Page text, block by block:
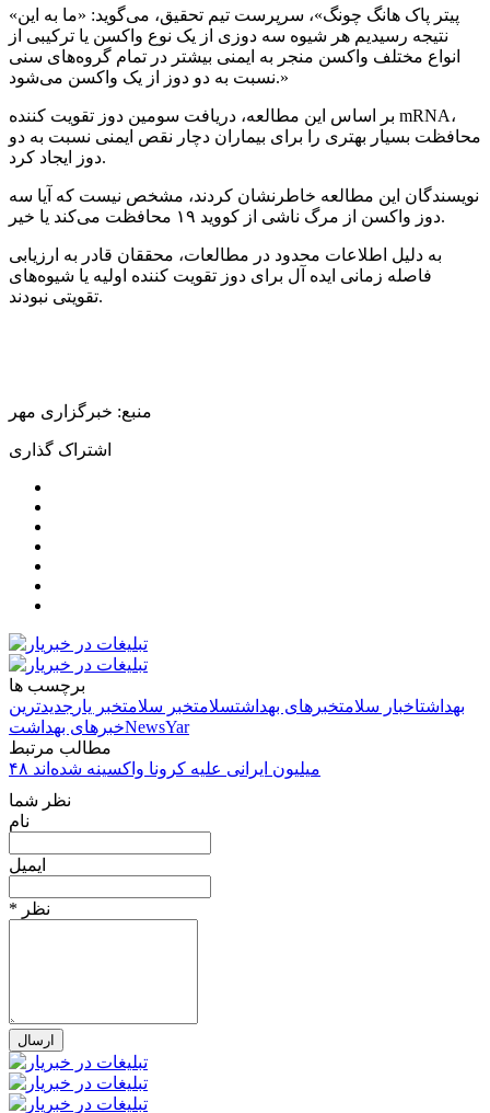
«پیتر پاک هانگ چونگ»، سرپرست تیم تحقیق، می‌گوید: «ما به این
نتیجه رسیدیم هر شیوه سه دوزی از یک نوع واکسن یا ترکیبی از
انواع مختلف واکسن منجر به ایمنی بیشتر در تمام گروه‌های سنی
نسبت به دو دوز از یک واکسن می‌شود.»
بر اساس این مطالعه، دریافت سومین دوز تقویت کننده mRNA،
محافظت بسیار بهتری را برای بیماران دچار نقص ایمنی نسبت به دو
دوز ایجاد کرد.
نویسندگان این مطالعه خاطرنشان کردند، مشخص نیست که آیا سه
دوز واکسن از مرگ ناشی از کووید ۱۹ محافظت می‌کند یا خیر.
به دلیل اطلاعات محدود در مطالعات، محققان قادر به ارزیابی
فاصله زمانی ایده آل برای دوز تقویت کننده اولیه یا شیوه‌های
تقویتی نبودند.
منبع: خبرگزاری مهر
اشتراک گذاری
برچسب ها
بهداشتاخبار سلامتخبرهای بهداشتسلامتخبر سلامتخبر یار جدیدترین
خبرهای بهداشتNewsYar
مطالب مرتبط
۴۸ میلیون ایرانی علیه کرونا واکسینه شده‌اند
نظر شما
نام
ایمیل
* نظر